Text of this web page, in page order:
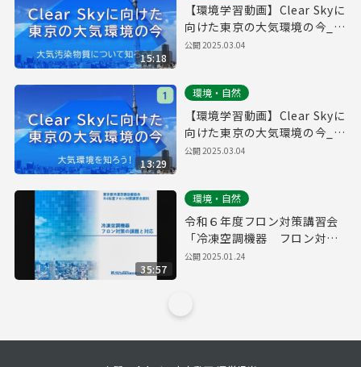
15:18
【環境学習動画】Clear Skyに
向けた東京の大気環境の今_②
大気汚染物質について知ろ
公開2025.03.04
13:29
環境・自然
【環境学習動画】Clear Skyに
向けた東京の大気環境の今_①
大気環境を知ろう！
公開2025.03.04
35:57
環境・自然
令和６年度フロン対策講習会
「冷凍空調機器 フロン対策
の課題と対応」
公開2025.01.24